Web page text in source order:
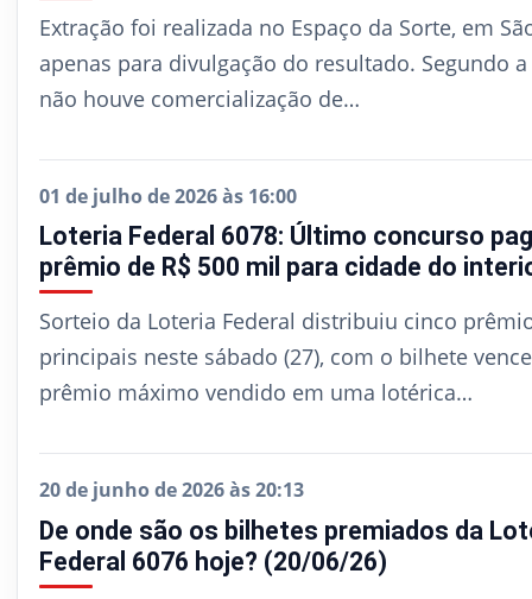
Extração foi realizada no Espaço da Sorte, em
apenas para divulgação do resultado. Segundo a
não houve comercialização de…
01 de julho de 2026 às 16:00
Loteria Federal 6078: Último concurso
prêmio de R$ 500 mil para cidade do
Sorteio da Loteria Federal distribuiu cinco
principais neste sábado (27), com o bilhete
prêmio máximo vendido em uma lotérica…
20 de junho de 2026 às 20:13
De onde são os bilhetes premiados da
Federal 6076 hoje? (20/06/26)